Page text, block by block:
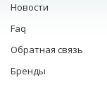
Новости
Faq
Обратная связь
Бренды